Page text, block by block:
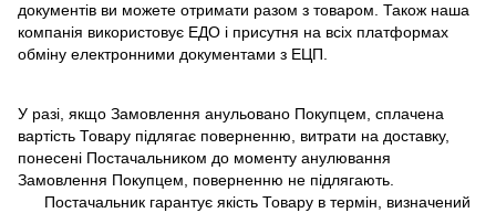
документів ви можете отримати разом з товаром. Також наша
компанія використовує ЕДО і присутня на всіх платформах
обміну електронними документами з ЕЦП.
У разі, якщо Замовлення анульовано Покупцем, сплачена
вартість Товару підлягає поверненню, витрати на доставку,
понесені Постачальником до моменту анулювання
Замовлення Покупцем, поверненню не підлягають.
Постачальник гарантує якість Товару в термін, визначений